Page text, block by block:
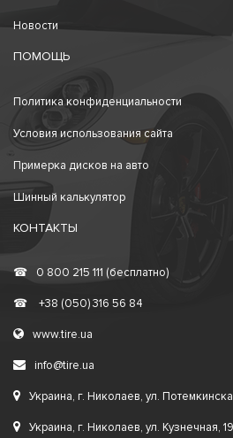
Новости
ПОМОЩЬ
Политика конфиденциальности
Условия использования сайта
Примерка дисков на авто
Шинный калькулятор
КОНТАКТЫ
☎ 0 800 215 111 (бесплатно)
☎ +38 (050) 316 56 84
www.tire.ua
info@tire.ua
Украина, г. Николаев, ул.
Украина, г. Николаев, ул. Кузнечная,